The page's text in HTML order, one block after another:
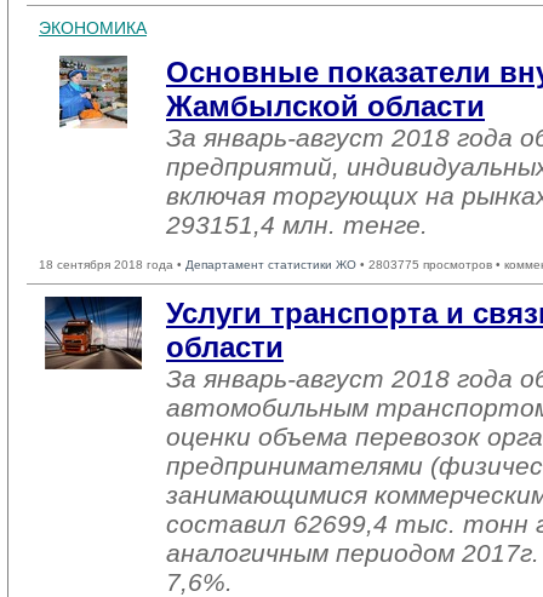
ЭКОНОМИКА
Основные показатели
Жамбылской области
За январь-август 2018 года
предприятий,
включая торгующих на
293151,4 млн. тенге.
18 сентября 2018 года • Департамент статистики ЖО • 2803775 просмотров •
Услуги транспорта и
области
За январь-август 2018 года
автомобильным
оценки объема перевозок
предпринимателями
занимающимися
составил 62699,4 тыс. тонн
аналогичным периодом
7,6%.